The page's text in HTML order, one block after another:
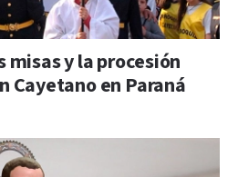
misas y la procesión
Cayetano en Paraná